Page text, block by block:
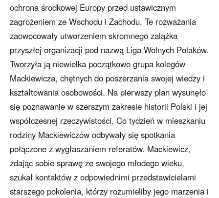
ochrona środkowej Europy przed ustawicznym
zagrożeniem ze Wschodu i Zachodu. Te rozważania
zaowocowały utworzeniem skromnego zalążka
przyszłej organizacji pod nazwą Liga Wolnych Polaków.
Tworzyła ją niewielka początkowo grupa kolegów
Mackiewicza, chętnych do poszerzania swojej wiedzy i
kształtowania osobowości. Na pierwszy plan wysunęło
się poznawanie w szerszym zakresie historii Polski i jej
współczesnej rzeczywistości. Co tydzień w mieszkaniu
rodziny Mackiewiczów odbywały się spotkania
połączone z wygłaszaniem referatów. Mackiewicz,
zdając sobie sprawę ze swojego młodego wieku,
szukał kontaktów z odpowiednimi przedstawicielami
starszego pokolenia, którzy rozumieliby jego marzenia i